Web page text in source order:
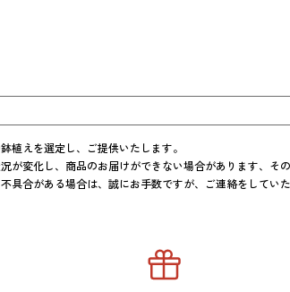
植えを選定し、ご提供いたします。
が変化し、商品のお届けができない場合があります、そ
具合がある場合は、誠にお手数ですが、ご連絡をして